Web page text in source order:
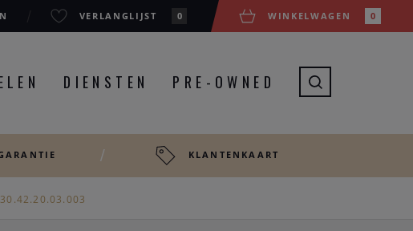
VERLANGLIJST 0 WINKELWAGEN 0
DIENSTEN PRE-OWNED
KLANTENKAART